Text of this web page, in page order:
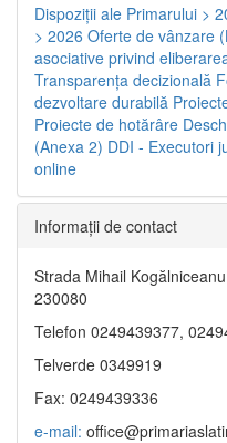
Dispoziţii ale Primarului >
> 2026 Oferte de vânzare
asociative privind
Transparenţa decizională
dezvoltare durabilă
Proiecte de hotărâre
(Anexa 2) DDI - Executori
online
Informaţii de contact
Strada Mihail
230080
Telefon 0249439377,
Telverde 0349919
Fax: 0249439336
e-mail: